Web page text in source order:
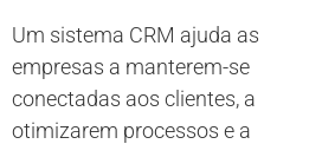
Um sistema CRM ajuda as
empresas a manterem-se
conectadas aos clientes, a
otimizarem processos e a